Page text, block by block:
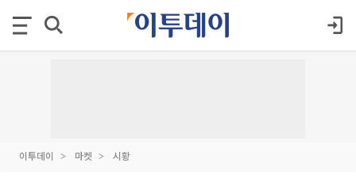
이투데이 마켓 시황